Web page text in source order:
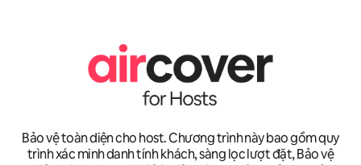
Bảo vệ toàn diện cho host. Chương trình này bao gồm quy
trình xác minh danh tính khách, sàng lọc lượt đặt, Bảo vệ